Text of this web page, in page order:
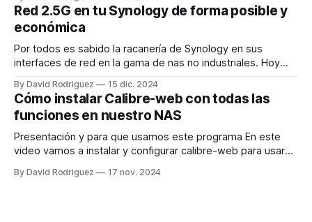
equipos que sustituyen a un router de operadora. ¿Cómo
funciona un equipo de operadora? Normalmente llevan ONT
integrada. La ONT es como el traductor
Red 2.5G en tu Synology de forma posible y
económica
Por todos es sabido la racanería de Synology en sus
interfaces de red en la gama de nas no industriales. Hoy
2,5G. En mi casa tengo un switch Qnap de 2,5G del que
están conectados el Mac mini
By David Rodriguez 15 dic. 2024
Cómo instalar Calibre-web con todas las
funciones en nuestro NAS
Presentación y para que usamos este programa En este
video vamos a instalar y configurar calibre-web para usar
nuestra biblioteca y convertir libros. ¿Sabés que todo eso lo
By David Rodriguez 17 nov. 2024